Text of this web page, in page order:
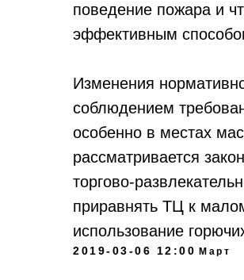
поведение пожара и
эффективным
Изменения
соблюдением
особенно в местах
рассматривается
торгово-
приравнять ТЦ к
использование
2019-03-06 12:00 Март